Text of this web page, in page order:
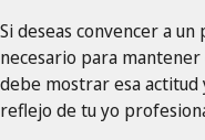
Si deseas convencer a
necesario para
debe mostrar esa actitud
reflejo de tu yo